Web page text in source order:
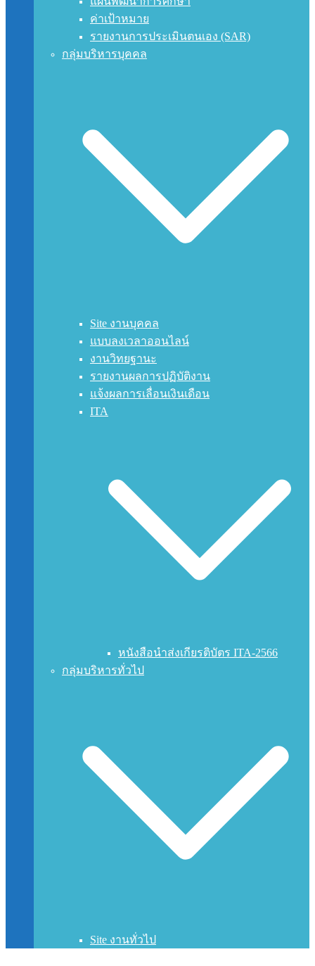
ค่าเป้าหมาย
รายงานการประเมินตนเอง (SAR)
กลุ่มบริหารบุคคล
Site งานบุคคล
แบบลงเวลาออนไลน์
งานวิทยฐานะ
รายงานผลการปฏิบัติงาน
แจ้งผลการเลื่อนเงินเดือน
ITA
หนังสือนำส่งเกียรติบัตร ITA-2566
กลุ่มบริหารทั่วไป
Site งานทั่วไป